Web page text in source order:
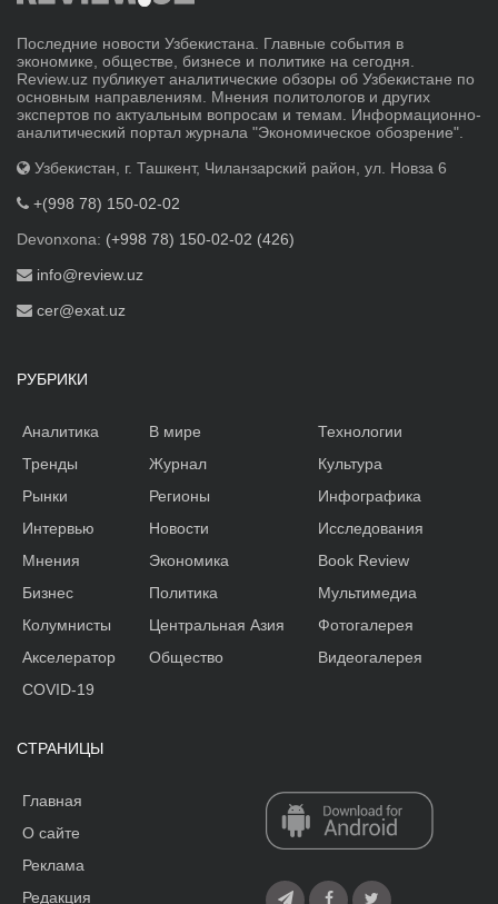
Последние новости Узбекистана. Главные события в
экономике, обществе, бизнесе и политике на сегодня.
Review.uz публикует аналитические обзоры об Узбекистане по
основным направлениям. Мнения политологов и других
экспертов по актуальным вопросам и темам. Информационно-
аналитический портал журнала "Экономическое обозрение".
Узбекистан, г. Ташкент, Чиланзарский район, ул. Новза 6
+(998 78) 150-02-02
Devonxona: (+998 78) 150-02-02 (426)
info@review.uz
cer@exat.uz
РУБРИКИ
Аналитика
Тренды
Рынки
Интервью
Мнения
Бизнес
Колумнисты
Акселератор
В мире
Журнал
Регионы
Новости
Экономика
Политика
Центральная Азия
Общество
Технологии
Культура
Инфографика
Исследования
Book Review
Мультимедиа
Фотогалерея
Видеогалерея
COVID-19
СТРАНИЦЫ
Главная
О сайте
Реклама
Редакция